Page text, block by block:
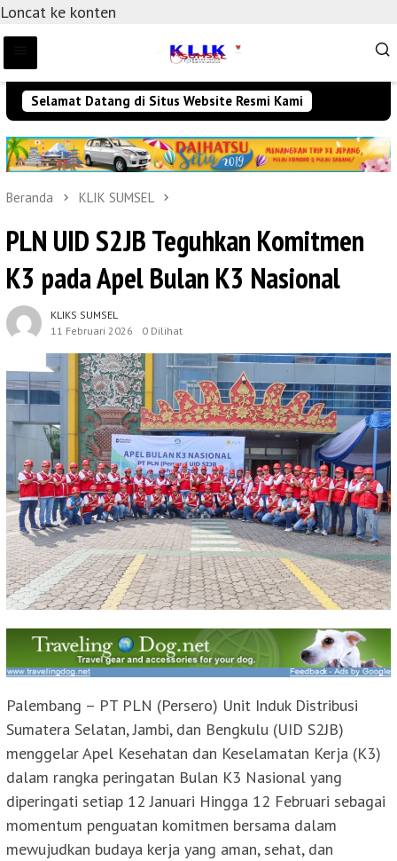
Loncat ke konten
Selamat Datang di Situs Website Resmi Kami
Beranda KLIK SUMSEL
PLN UID S2JB Teguhkan Komitmen
K3 pada Apel Bulan K3 Nasional
KLIKS SUMSEL
11 Februari 2026
0 Dilihat
Palembang – PT PLN (Persero) Unit Induk Distribusi
Sumatera Selatan, Jambi, dan Bengkulu (UID S2JB)
menggelar Apel Kesehatan dan Keselamatan Kerja (K3)
dalam rangka peringatan Bulan K3 Nasional yang
diperingati setiap 12 Januari Hingga 12 Februari sebagai
momentum penguatan komitmen bersama dalam
mewujudkan budaya kerja yang aman, sehat, dan